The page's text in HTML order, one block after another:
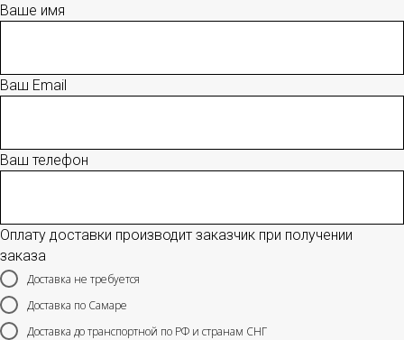
Ваше имя
Ваш Email
Ваш телефон
Оплату доставки производит заказчик при получении
заказа
Доставка не требуется
Доставка по Самаре
Доставка до транспортной по РФ и странам СНГ